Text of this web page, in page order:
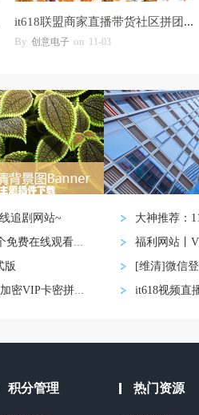
it618联盟商家直播带货社区拼团线上线下会
By 创意电子 on 11-03
追剧网站~
福利网站丨VOL.02 10个免费在线观看影视网
版
it618视频直播网校视频加密VIP卡密拼课认证
大神推荐：
[维清]微信
积分管理 热门资源